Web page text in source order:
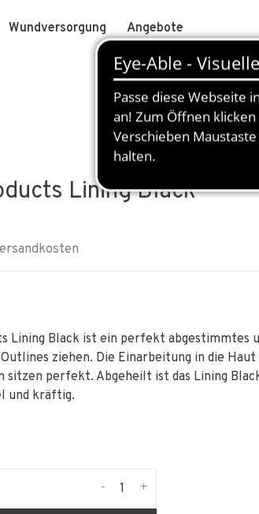
Wundversorgung
Angebote
Anmelden / Kundenkonto
Lining Black
Lining Black ist ein perfekt abgestimmtes
ziehen. Die Einarbeitung in die
sitzen perfekt. Abgeheilt ist das Lining
und kräftig.
+
-